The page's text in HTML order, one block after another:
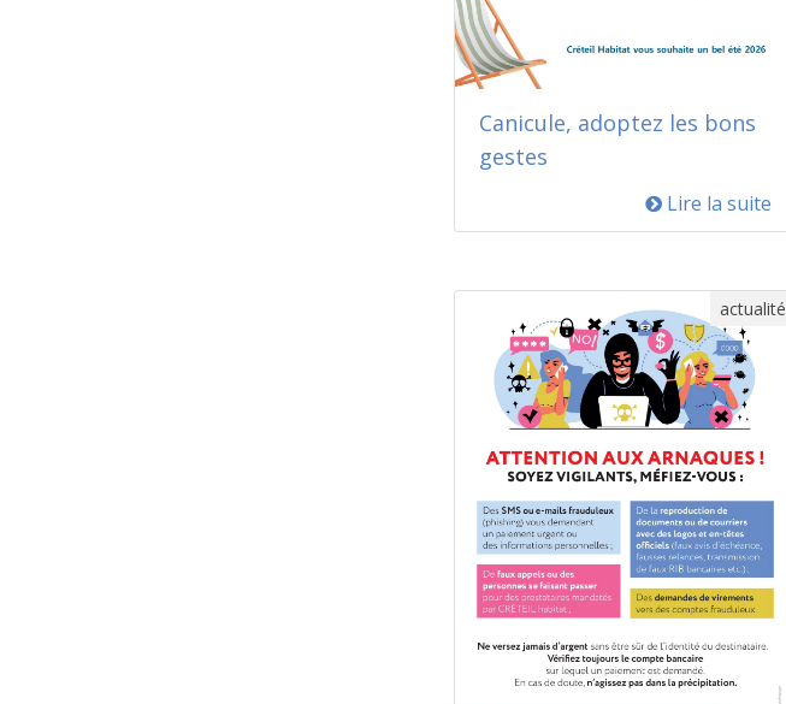
Canicule, adoptez les bons
gestes
Lire la suite
actualité